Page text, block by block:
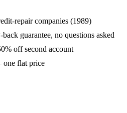
repair companies (1989)
guarantee, no questions asked
off second account
flat price